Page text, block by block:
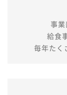
事
給食
毎年たく